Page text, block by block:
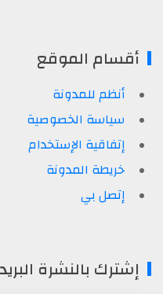
أقسام الموقع
أنظم للمدونة
سياسة الخصوصية
إتفاقية الإستخدام
خريطة المدونة
إتصل بي
إشترك بالنشرة